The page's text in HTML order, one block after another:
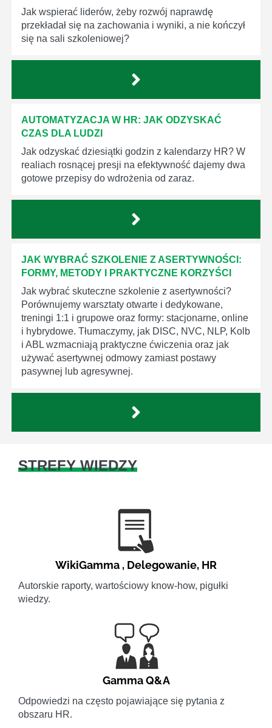
Jak wspierać liderów, żeby rozwój naprawdę
przekładał się na zachowania i wyniki, a nie kończył
się na sali szkoleniowej?
AUTOMATYZACJA W HR: JAK ODZYSKAĆ
CZAS DLA LUDZI
Jak odzyskać dziesiątki godzin z kalendarzy HR? W
realiach rosnącej presji na efektywność dajemy dwa
gotowe przepisy do wdrożenia od zaraz.
JAK WYBRAĆ SZKOLENIE Z ASERTYWNOŚCI:
FORMY, METODY I PRAKTYCZNE KORZYŚCI
Jak wybrać skuteczne szkolenie z asertywności?
Porównujemy warsztaty otwarte i dedykowane,
treningi 1:1 i grupowe oraz formy: stacjonarne, online
i hybrydowe. Tłumaczymy, jak DISC, NVC, NLP, Kolb
i ABL wzmacniają praktyczne ćwiczenia oraz jak
używać asertywnej odmowy zamiast postawy
pasywnej lub agresywnej.
STREFY WIEDZY
WikiGamma , Delegowanie, HR
Autorskie raporty, wartościowy know-how, pigułki
wiedzy.
Gamma Q&A
Odpowiedzi na często pojawiające się pytania z
obszaru HR.